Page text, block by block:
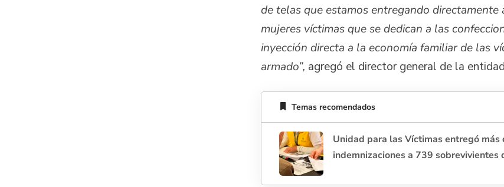
de telas que estamos entregando directamente
mujeres víctimas que se dedican a las
inyección directa a la economía familiar de las
armado”, agregó el director general de la
Temas recomendados
Unidad para las Víctimas entregó
indemnizaciones a 739